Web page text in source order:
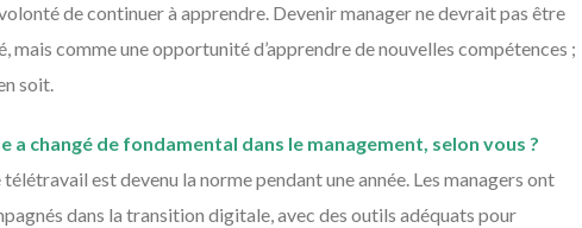
de continuer à apprendre. Devenir manager ne devrait pas être
mais comme une opportunité d’apprendre de nouvelles compétences ;
soit.
a changé de fondamental dans le management, selon vous ?
est devenu la norme pendant une année. Les managers ont
dans la transition digitale, avec des outils adéquats pour